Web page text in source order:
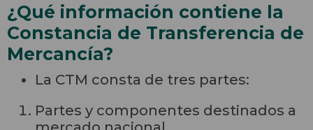
¿Qué información contiene la
Constancia de Transferencia de
Mercancía?
La CTM consta de tres partes:
Partes y componentes destinados a